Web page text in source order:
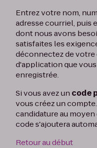
Entrez votre nom,
adresse courriel,
dont nous avons
satisfaites les
déconnectez de
d'application que
enregistrée.
Si vous avez un code
vous créez un
candidature au
code s'ajoutera
Retour au début